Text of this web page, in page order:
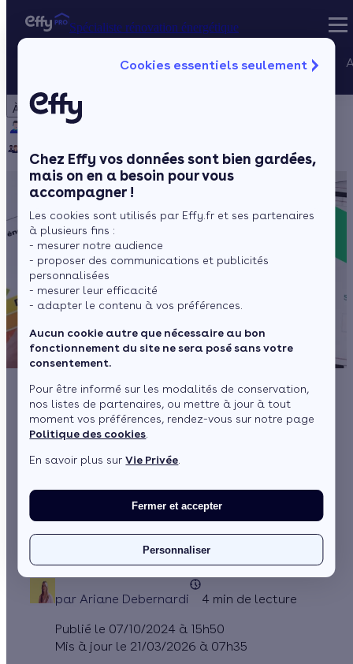
Cookies essentiels seulement
Chez Effy vos données sont bien gardées,
mais on en a besoin pour vous
accompagner !
Les cookies sont utilisés par Effy.fr et ses partenaires
à plusieurs fins :
- mesurer notre audience
- proposer des communications et publicités
personnalisées
- mesurer leur efficacité
- adapter le contenu à vos préférences.
Aucun cookie autre que nécessaire au bon
fonctionnement du site ne sera posé sans votre
consentement.
Pour être informé sur les modalités de conservation,
nos listes de partenaires, ou mettre à jour à tout
moment vos préférences, rendez-vous sur notre page
Politique des cookies
En savoir plus surVie Privée
Fermer et accepter
Personnaliser
À propos
Notre équipe
Rejoignez-nous Presse
Spécialiste rénovation énergétique Nos services
Spécialiste rénovation énergétique
Passoires thermiques
et DPE : que
annonces du
gouvernement ?
par Ariane Debernardi
Publié le 07/10/2024 à 15h50
Mis à jour le 21/03/2026 à 07h35
4 min de lecture